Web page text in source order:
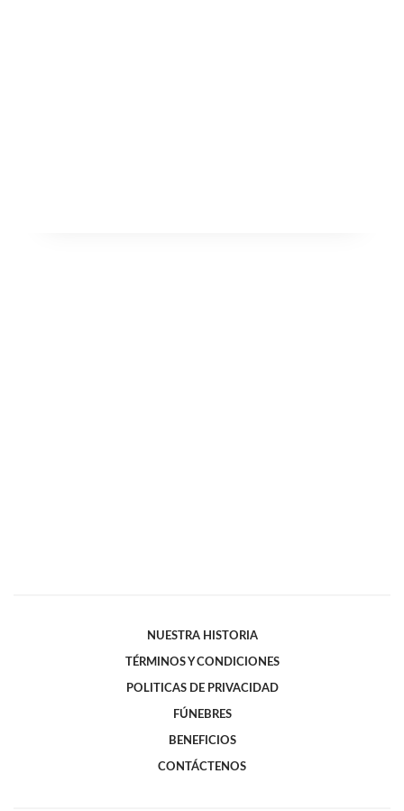
NUESTRA HISTORIA
TÉRMINOS Y CONDICIONES
POLITICAS DE PRIVACIDAD
FÚNEBRES
BENEFICIOS
CONTÁCTENOS